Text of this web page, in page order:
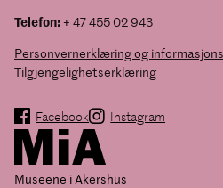
Telefon:+ 47 455 02 943
Personvernerklæring og
Tilgjengelighetserklæring
Facebook Instagram
Museene i Akershus